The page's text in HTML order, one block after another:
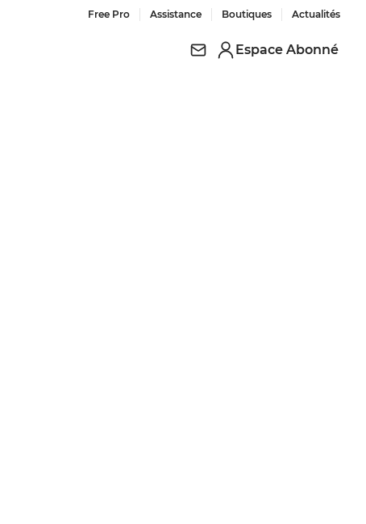
Free Pro Assistance Boutiques Actualités
Espace Abonné